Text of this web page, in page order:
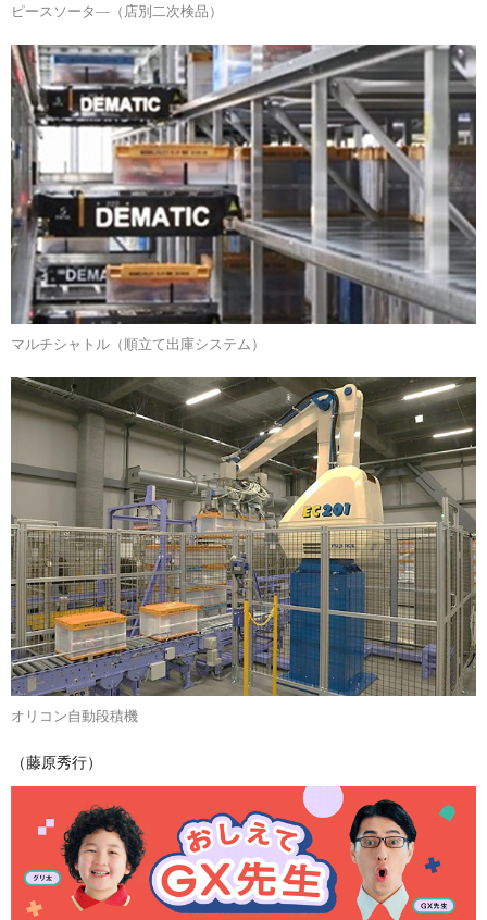
ピースソータ―（店別二次検品）
マルチシャトル（順立て出庫システム）
オリコン自動段積機
（藤原秀行）